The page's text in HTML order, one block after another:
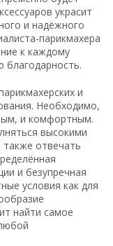
украсит
и надёжного
парикмахера
к каждому
благодарность.
и
Необходимо,
и комфортным.
высокими
отвечать
и безупречная
условия как для
найти самое